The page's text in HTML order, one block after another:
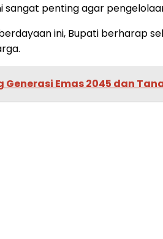
sangat penting agar
ini, Bupati berharap
Generasi Emas 2045 dan